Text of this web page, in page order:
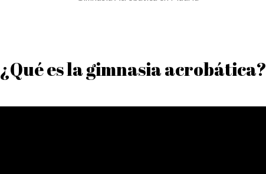
¿Qué es la gimnasia acrobática?